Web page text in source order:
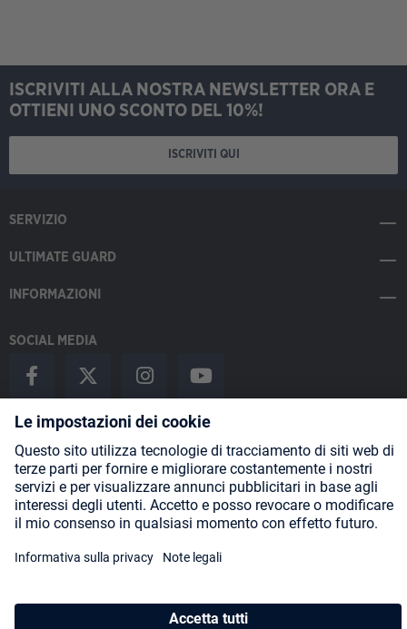
ISCRIVITI ALLA NOSTRA NEWSLETTER ORA E
OTTIENI UNO SCONTO DEL 10%!
ISCRIVITI QUI
SERVIZIO
ULTIMATE GUARD
INFORMAZIONI
SOCIAL MEDIA
Payment Methods
Shipping